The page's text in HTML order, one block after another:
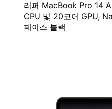
리퍼 MacBook Pro 14
CPU 및 20코어 GPU,
페이스 블랙